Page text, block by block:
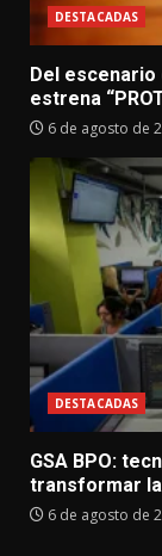
DESTACADAS
Del escenario
estrena
6 de agosto de
DESTACADAS
GSA BPO:
transformar
6 de agosto de